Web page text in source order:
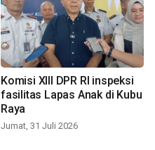
Komisi XIII DPR RI inspeksi
fasilitas Lapas Anak di Kubu
Raya
Jumat, 31 Juli 2026